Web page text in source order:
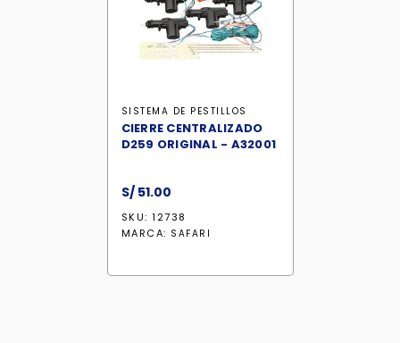
SISTEMA DE PESTILLOS
CIERRE CENTRALIZADO
D259 ORIGINAL - A32001
S/51.00
SKU: 12738
MARCA: SAFARI